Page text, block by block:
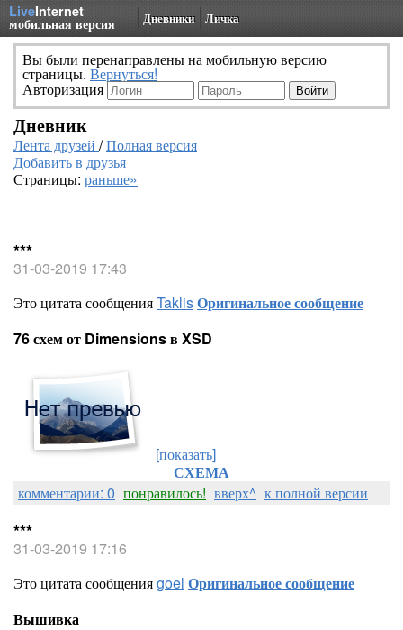
LiveInternet
мобильная версия Дневники Личка
Вы были перенаправлены на мобильную версию
страницы. Вернуться!
Авторизация
Дневник
Лента друзей /Полная версия
Добавить в друзья
Страницы: раньше»
***
31-03-2019 17:43
Это цитата сообщенияTaklisОригинальное сообщение
76 схем от Dimensions в XSD
[показать]
СХЕМА
комментарии: 0 понравилось! вверх^ к полной версии
***
31-03-2019 17:16
Это цитата сообщенияgoel Оригинальное сообщение
Вышивка